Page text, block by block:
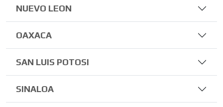
NUEVO LEON
OAXACA
SAN LUIS POTOSI
SINALOA